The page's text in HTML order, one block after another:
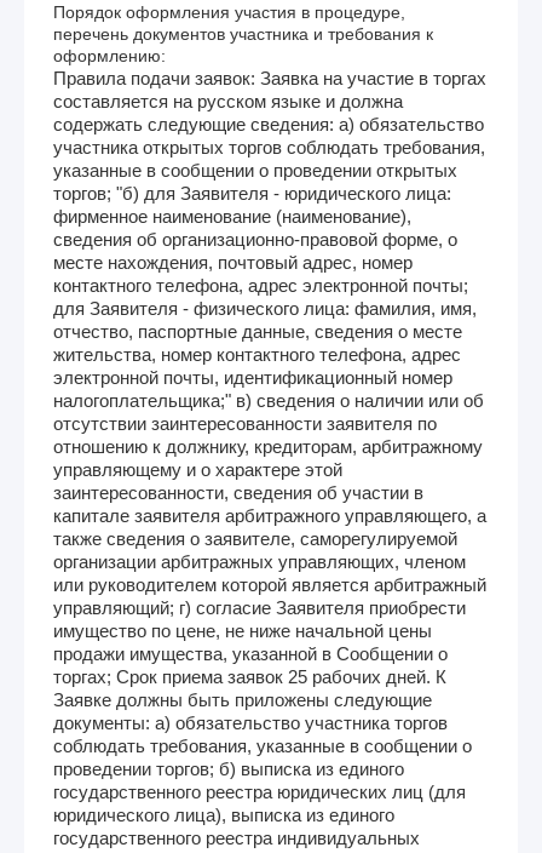
Порядок оформления участия в процедуре,
перечень документов участника и требования к
оформлению:
Правила подачи заявок: Заявка на участие в торгах
составляется на русском языке и должна
содержать следующие сведения: а) обязательство
участника открытых торгов соблюдать требования,
указанные в сообщении о проведении открытых
торгов; "б) для Заявителя - юридического лица:
фирменное наименование (наименование),
сведения об организационно-правовой форме, о
месте нахождения, почтовый адрес, номер
контактного телефона, адрес электронной почты;
для Заявителя - физического лица: фамилия, имя,
отчество, паспортные данные, сведения о месте
жительства, номер контактного телефона, адрес
электронной почты, идентификационный номер
налогоплательщика;" в) сведения о наличии или об
отсутствии заинтересованности заявителя по
отношению к должнику, кредиторам, арбитражному
управляющему и о характере этой
заинтересованности, сведения об участии в
капитале заявителя арбитражного управляющего, а
также сведения о заявителе, саморегулируемой
организации арбитражных управляющих, членом
или руководителем которой является арбитражный
управляющий; г) согласие Заявителя приобрести
имущество по цене, не ниже начальной цены
продажи имущества, указанной в Сообщении о
торгах; Срок приема заявок 25 рабочих дней. К
Заявке должны быть приложены следующие
документы: а) обязательство участника торгов
соблюдать требования, указанные в сообщении о
проведении торгов; б) выписка из единого
государственного реестра юридических лиц (для
юридического лица), выписка из единого
государственного реестра индивидуальных